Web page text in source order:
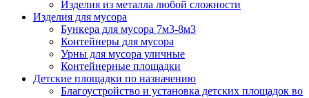
Изделия из металла любой сложности
Изделия для мусора
Бункера для мусора 7м3-8м3
Контейнеры для мусора
Урны для мусора уличные
Контейнерные площадки
Детские площадки по назначению
Благоустройство и установка детских площадок во